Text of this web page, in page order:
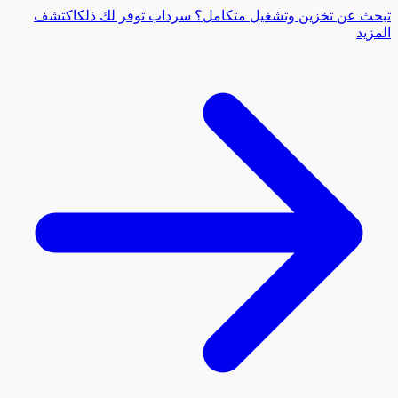
عن تخزين وتشغيل متكامل؟ سرداب توفر لك ذلكاكتشف